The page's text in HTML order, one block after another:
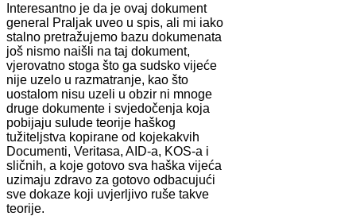
Interesantno je da je ovaj dokument
general Praljak uveo u spis, ali mi iako
stalno pretražujemo bazu dokumenata
još nismo naišli na taj dokument,
vjerovatno stoga što ga sudsko vijeće
nije uzelo u razmatranje, kao što
uostalom nisu uzeli u obzir ni mnoge
druge dokumente i svjedočenja koja
pobijaju sulude teorije haškog
tužiteljstva kopirane od kojekakvih
Documenti, Veritasa, AID-a, KOS-a i
sličnih, a koje gotovo sva haška vijeća
uzimaju zdravo za gotovo odbacujući
sve dokaze koji uvjerljivo ruše takve
teorije.